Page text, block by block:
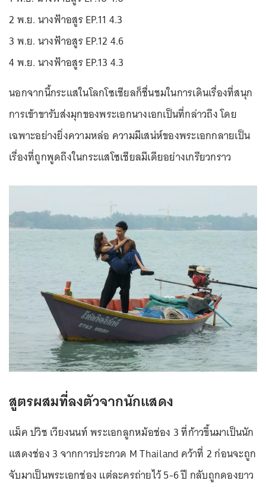
2 พ.ย. นางฟ้าอสูร EP.11 4.3
3 พ.ย. นางฟ้าอสูร EP.12 4.6
4 พ.ย. นางฟ้าอสูร EP.13 4.3
นอกจากนี้กระแสในโลกโซเชียลก็ชื่นชมในการเดินเรื่องที่สนุก
การเข้าขารับส่งมุกของพระเอกนางเอกเป็นที่กล่าวถึง โดย
เฉพาะอย่างยิ่งความหล่อ ความมีเสน่ห์ของพระเอกกลายเป็น
เรื่องที่ถูกพูดถึงในกระแสโซเชียลมีเดียอย่างเกรียวกราว
สูตรผสมที่ลงตัวจากนักแสดง
แม็ค ปวิช เวียงนนท์ พระเอกลูกหม้อช่อง 3 ที่ก้าวขึ้นมาเป็นนัก
แสดงช่อง 3 จากการประกวด M Thailand คว้าที่ 2 ก่อนจะถูก
จับมาเป็นพระเอกช่อง แต่ละครถ่ายไว้ 5-6 ปี กลับถูกดองยาว